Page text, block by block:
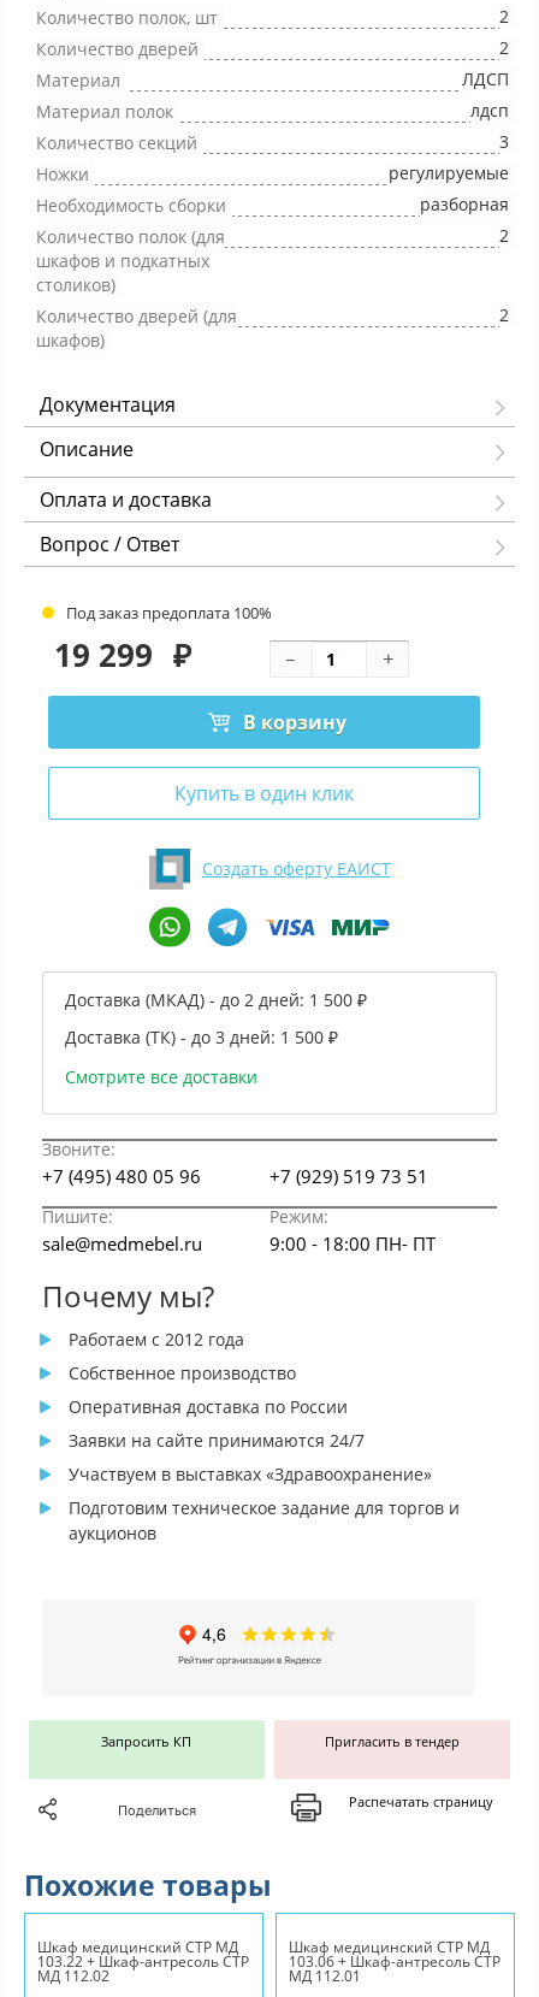
Количество полок, шт
2
Количество дверей
2
Материал
ЛДСП
Материал полок
лдсп
Количество секций
3
Ножки
регулируемые
Необходимость сборки
разборная
Количество полок (для
шкафов и подкатных
столиков)
2
Количество дверей (для
шкафов)
2
Документация
Описание
Оплата и доставка
Вопрос / Ответ
Под заказ предоплата 100%
19 299 ₽
В корзину
Купить в один клик
Создать оферту ЕАИСТ
Доставка (МКАД) - до 2 дней: 1 500 ₽
Доставка (ТК) - до 3 дней: 1 500 ₽
Смотрите все доставки
Звоните:
+7 (495) 480 05 96 +7 (929) 519 73 51
Пишите: Режим:
sale@medmebel.ru 9:00 - 18:00 ПН- ПТ
Почему мы?
Работаем с 2012 года
Собственное производство
Оперативная доставка по России
Заявки на сайте принимаются 24/7
Участвуем в выставках «Здравоохранение»
Подготовим техническое задание для торгов и
аукционов
Запросить КП Пригласить в тендер
Поделиться Распечатать страницу
Похожие товары
Шкаф медицинский СТР МД
103.22 + Шкаф-антресоль СТР
МД 112.02
Шкаф медицинский СТР МД
103.06 + Шкаф-антресоль СТР
МД 112.01